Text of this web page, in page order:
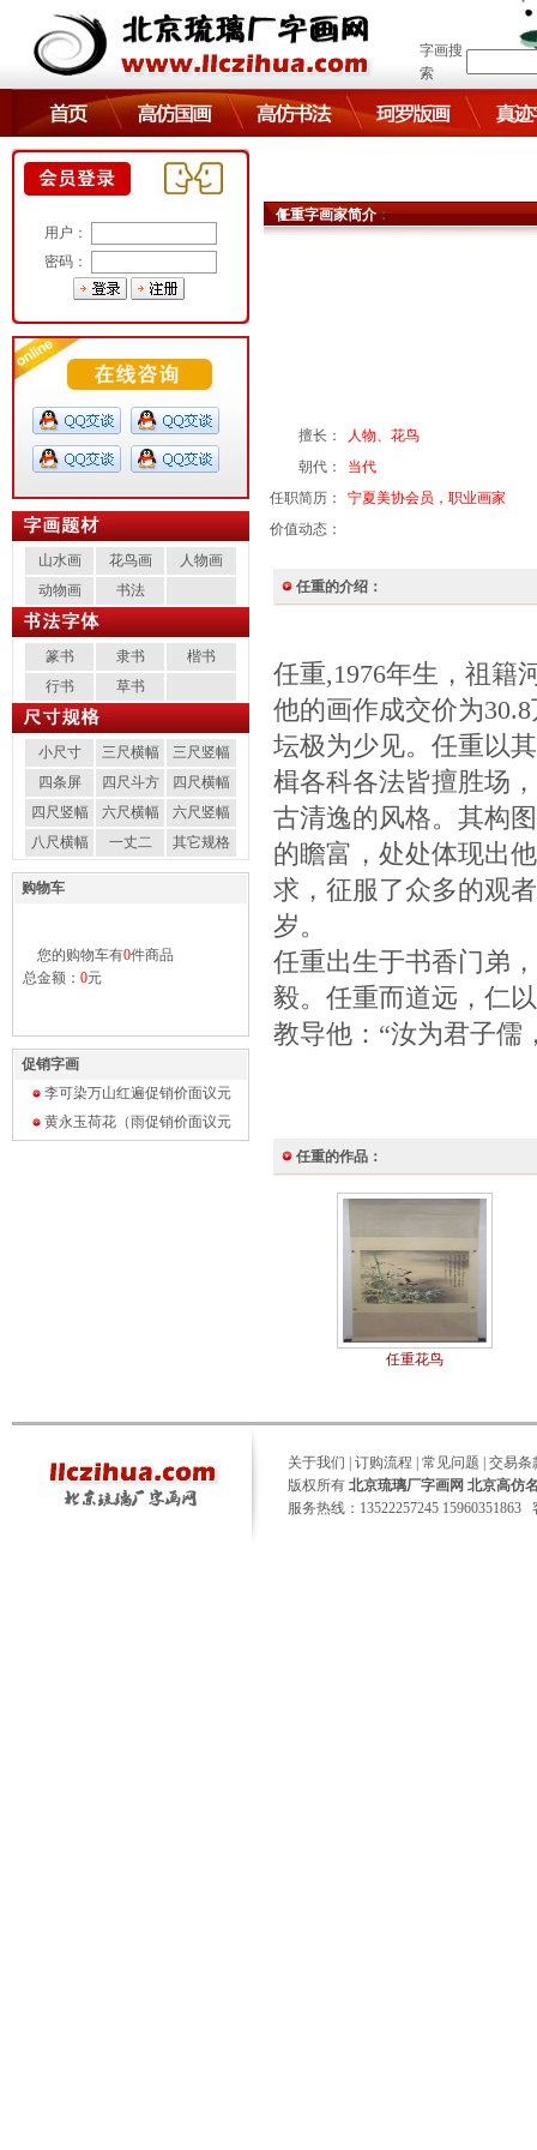
字画搜
索
用户：
密码：
山水画 花鸟画
人物画
动物画
书法
篆书 隶书
楷书
行书
草书
小尺寸 三尺横幅
三尺竖幅
四条屏
四尺斗方
四尺横幅
四尺竖幅
六尺横幅
六尺竖幅
八尺横幅
一丈二 其它规格
购物车
您的购物车有0件商品
总金额： 0元
促销字画
李可染万山红遍促销价面议元
黄永玉荷花（雨促销价面议元
任重字画家简介：
擅长：
人物、花鸟
朝代：
当代
任职简历：
宁夏美协会员，职业画家
价值动态：
任重的介绍：
任重,1976年生，祖籍
他的画作成交价为
坛极为少见。任重以
楫各科各法皆擅胜场
古清逸的风格。其构
的瞻富，处处体现出
求，征服了众多的观
岁。
任重出生于书香门弟
毅。任重而道远，仁
教导他：“汝为君子儒
任重的作品：
任重花鸟
关于我们 订购流程 常见问题
交易条
版权所有 北京琉璃厂字画网 北京高仿
服务热线：13522257245 15960351863